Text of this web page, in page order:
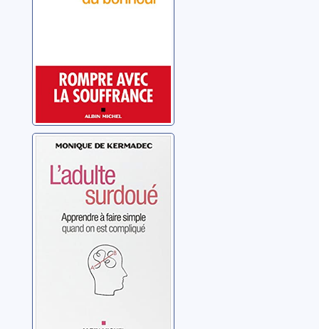
L'adulte surdoué:
apprendre à
faire simple
quand on est
compliqué
Kermadec, Monique de